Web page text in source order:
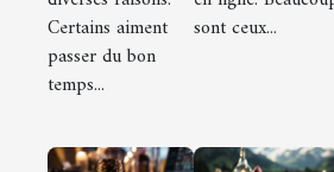
Certains aiment
passer du bon
temps...
sont ceux...